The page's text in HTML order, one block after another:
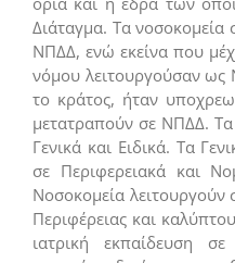
Διάταγμα. Τα νοσοκομεία
ΝΠΔΔ, ενώ εκείνα που
νόμου λειτουργούσαν ως
το κράτος, ήταν
μετατραπούν σε ΝΠΔΔ. Τα
Γενικά και Ειδικά. Τα
σε Περιφερειακά και
Νοσοκομεία λειτουργούν
Περιφέρειας και
ιατρική εκπαίδευση